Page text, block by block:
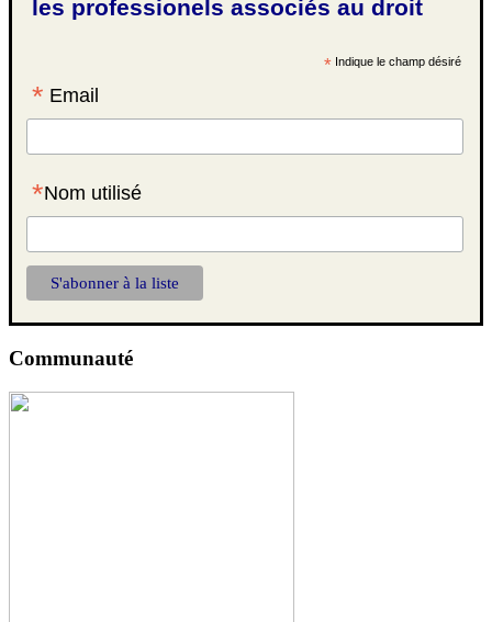
les professionels associés au droit
* Indique le champ désiré
* Email
*Nom utilisé
Communauté